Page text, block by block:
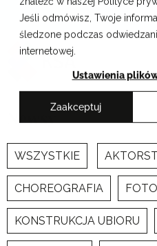
Jeśli odmówisz, Twoje
śledzone podczas
internetowej.
Ustawienia
Zaakceptuj
Przejdź
treści
Krakowskie
Newsy
WSZYSTKIE
CHOREOGRAFIA
KONSTRUKCJA UBIORU